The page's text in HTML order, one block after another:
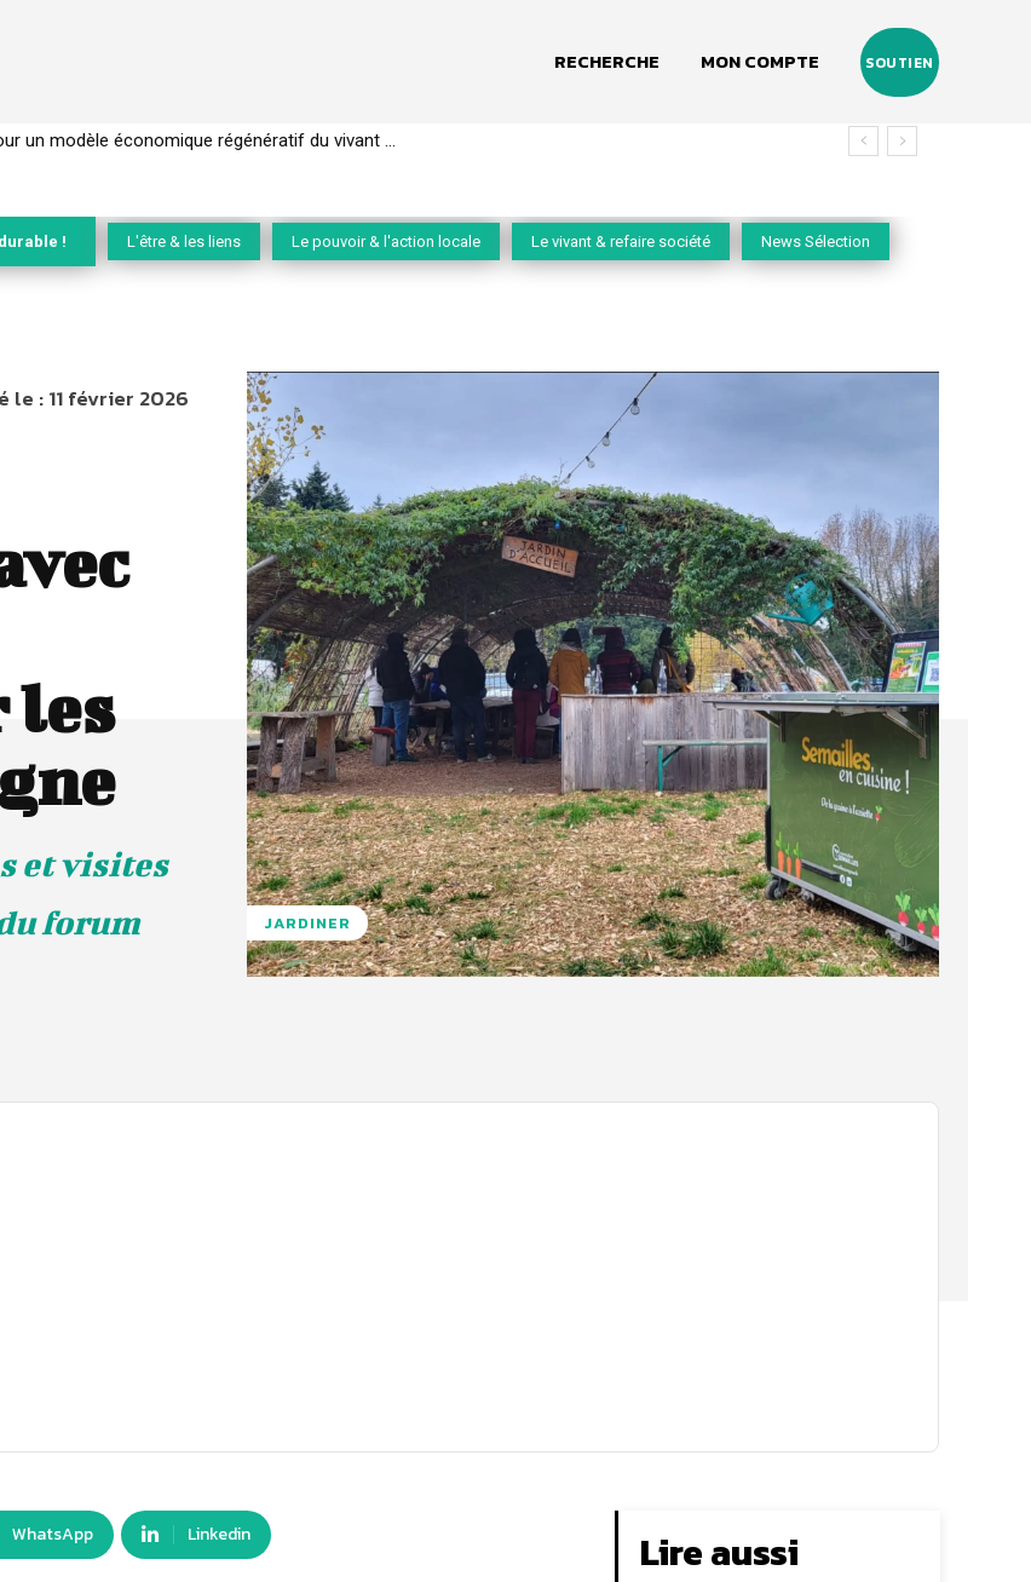
RECHERCHE MON COMPTE SOUTIEN
un modèle économique régénératif du vivant …
la biodiversité » appelle les entreprises à devenir des alliées du vivant
! L'être & les liens Le pouvoir & l'action locale Le vivant & refaire société News Sélection
le :11 février 2026
les
et visites
forum
JARDINER
WhatsApp Linkedin Lire aussi